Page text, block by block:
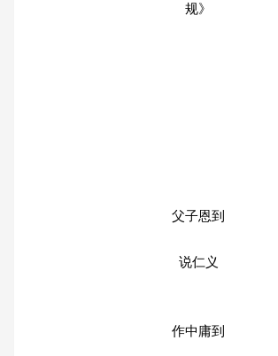
规》
父子恩到
说仁义
作中庸到